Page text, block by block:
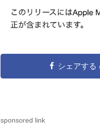
シェアする
sponsored link